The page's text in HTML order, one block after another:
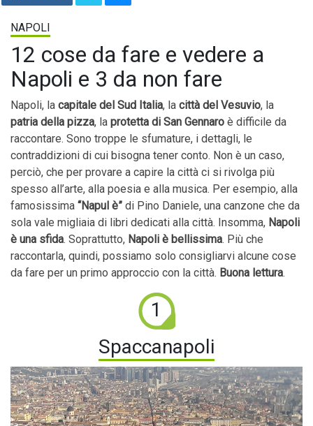
NAPOLI
12 cose da fare e vedere a
Napoli e 3 da non fare
Napoli, la capitale del Sud Italia, la città del Vesuvio, la
patria della pizza, la protetta di San Gennaro è difficile da
raccontare. Sono troppe le sfumature, i dettagli, le
contraddizioni di cui bisogna tener conto. Non è un caso,
perciò, che per provare a capire la città ci si rivolga più
spesso all’arte, alla poesia e alla musica. Per esempio, alla
famosissima “Napul è” di Pino Daniele, una canzone che da
sola vale migliaia di libri dedicati alla città. Insomma, Napoli
è una sfida. Soprattutto, Napoli è bellissima. Più che
raccontarla, quindi, possiamo solo consigliarvi alcune cose
da fare per un primo approccio con la città. Buona lettura.
1
Spaccanapoli